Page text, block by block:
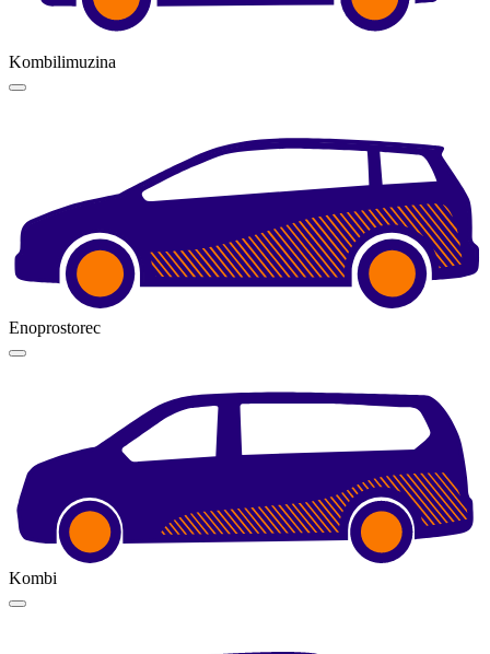
Kombilimuzina
Enoprostorec
Kombi